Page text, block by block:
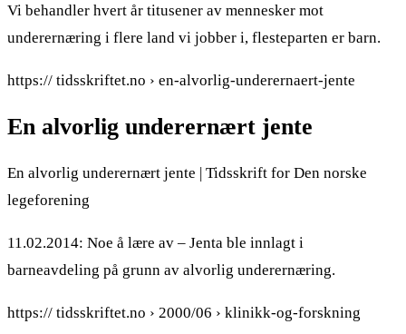
Vi behandler hvert år titusener av mennesker mot
underernæring i flere land vi jobber i, flesteparten er barn.
https:// tidsskriftet.no › en-alvorlig-underernaert-jente
En alvorlig underernært jente
En alvorlig underernært jente | Tidsskrift for Den norske
legeforening
11.02.2014: Noe å lære av – Jenta ble innlagt i
barneavdeling på grunn av alvorlig underernæring.
https:// tidsskriftet.no › 2000/06 › klinikk-og-forskning